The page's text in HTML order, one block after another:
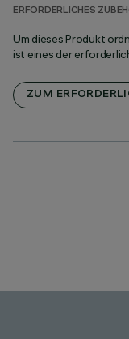
ERFORDERLICHES
Um dieses Produkt
ist eines der
ZUM